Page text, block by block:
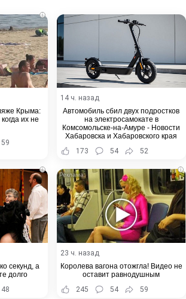
i
Крыма:
их не
59
14 ч. назад
Автомобиль сбил двух подростков
на электросамокате в
Комсомольске-на-Амуре - Новости
Хабаровска и Хабаровского края
173
54 52
i
секунд, а
долго
48
i
23 ч. назад
Королева вагона отожгла! Видео не
оставит равнодушным
245
54 59